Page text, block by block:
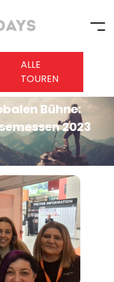
ALLE
TOUREN
Bühne:
2023